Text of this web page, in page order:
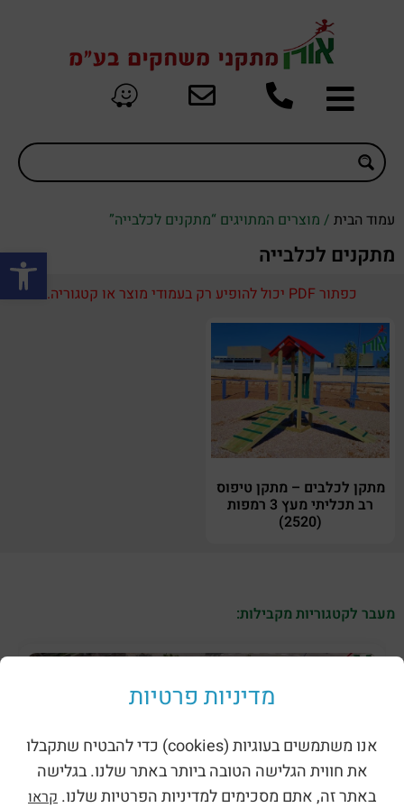
פתח
עמוד הבית / מוצרים המתויגים “מתקנים לכלבייה”
מתקנים לכלבייה
כפתור PDF יכול להופיע רק בעמודי מוצר או קטגוריה.
מתקן לכלבים – מתקן טיפוס
רב תכליתי מעץ 3 רמפות
(2520)
מעבר לקטגוריות מקבילות:
מדיניות פרטיות
אנו משתמשים בעוגיות (cookies) כדי להבטיח שתקבלו
את חווית הגלישה הטובה ביותר באתר שלנו. בגלישה
באתר זה, אתם מסכימים למדיניות הפרטיות שלנו. קראו